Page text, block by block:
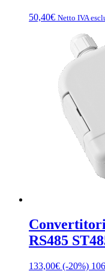
50,40€ Netto IVA
RS485
133,00€ (-20%)